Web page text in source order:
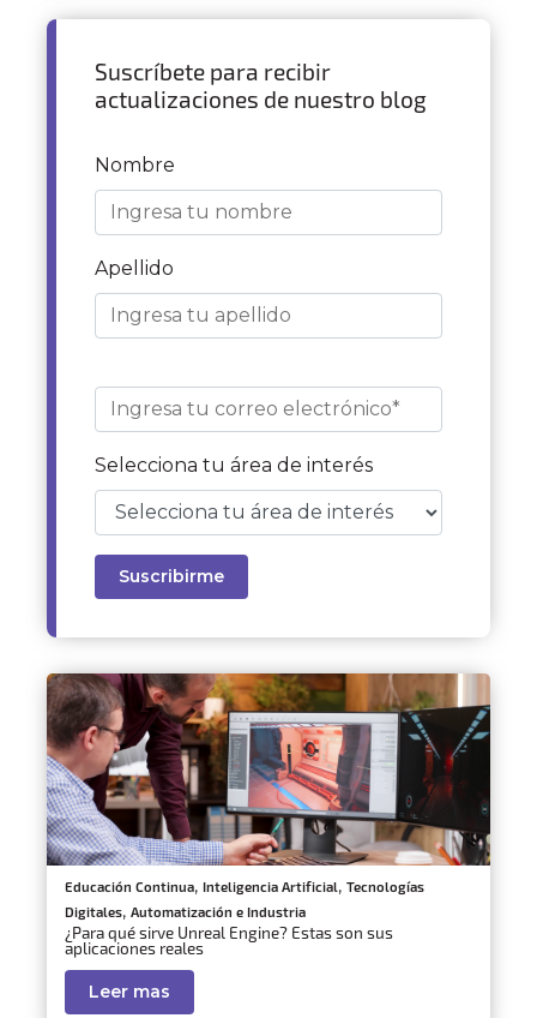
Suscríbete para recibir
actualizaciones de nuestro blog
Nombre
Apellido
Selecciona tu área de interés
Educación Continua, Inteligencia Artificial, Tecnologías
Digitales, Automatización e Industria
¿Para qué sirve Unreal Engine? Estas son sus
aplicaciones reales
Leer mas